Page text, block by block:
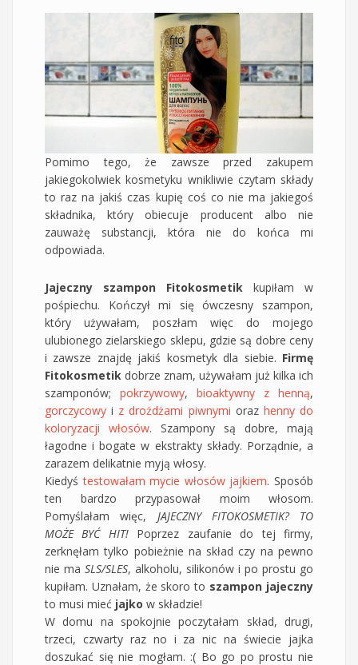
Pomimo tego, że zawsze przed zakupem
jakiegokolwiek kosmetyku wnikliwie czytam składy
to raz na jakiś czas kupię coś co nie ma jakiegoś
składnika, który obiecuje producent albo nie
zauważę substancji, która nie do końca mi
odpowiada.
Jajeczny szampon Fitokosmetik kupiłam w
pośpiechu. Kończył mi się ówczesny szampon,
który używałam, poszłam więc do mojego
ulubionego zielarskiego sklepu, gdzie są dobre ceny
i zawsze znajdę jakiś kosmetyk dla siebie. Firmę
Fitokosmetik dobrze znam, używałam już kilka ich
szamponów; pokrzywowy, bioaktywny z henną,
gorczycowy i z drożdżami piwnymi oraz henny do
koloryzacji włosów. Szampony są dobre, mają
łagodne i bogate w ekstrakty składy. Porządnie, a
zarazem delikatnie myją włosy.
Kiedyśtestowałam mycie włosów jajkiem. Sposób
ten bardzo przypasował moim włosom.
Pomyślałam więc, JAJECZNY FITOKOSMETIK? TO
MOŻE BYĆ HIT! Poprzez zaufanie do tej firmy,
zerknęłam tylko pobieżnie na skład czy na pewno
nie ma SLS/SLES, alkoholu, silikonów i po prostu go
kupiłam. Uznałam, że skoro to szampon jajeczny
to musi mieć jajko w składzie!
W domu na spokojnie poczytałam skład, drugi,
trzeci, czwarty raz no i za nic na świecie jajka
doszukać się nie mogłam. :( Bo go po prostu nie